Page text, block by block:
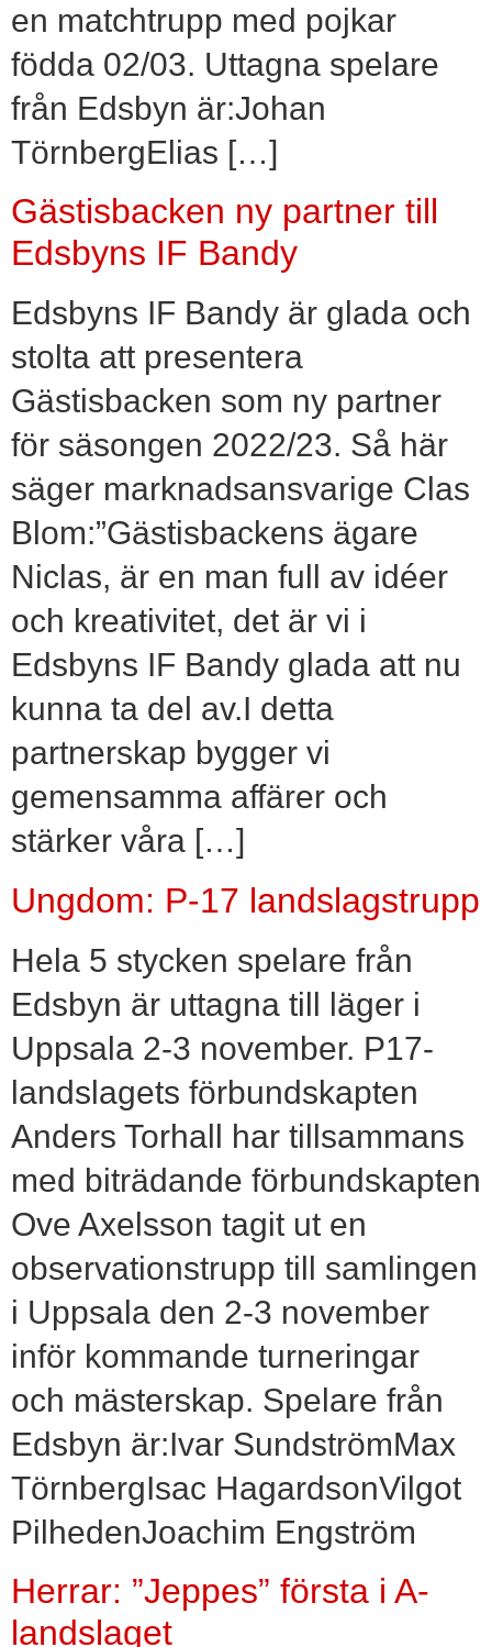
en matchtrupp med pojkar
födda 02/03. Uttagna spelare
från Edsbyn är:Johan
TörnbergElias […]
Gästisbacken ny partner till
Edsbyns IF Bandy
Edsbyns IF Bandy är glada och
stolta att presentera
Gästisbacken som ny partner
för säsongen 2022/23. Så här
säger marknadsansvarige Clas
Blom:”Gästisbackens ägare
Niclas, är en man full av idéer
och kreativitet, det är vi i
Edsbyns IF Bandy glada att nu
kunna ta del av.I detta
partnerskap bygger vi
gemensamma affärer och
stärker våra […]
Ungdom: P-17 landslagstrupp
Hela 5 stycken spelare från
Edsbyn är uttagna till läger i
Uppsala 2-3 november. P17-
landslagets förbundskapten
Anders Torhall har tillsammans
med biträdande förbundskapten
Ove Axelsson tagit ut en
observationstrupp till samlingen
i Uppsala den 2-3 november
inför kommande turneringar
och mästerskap. Spelare från
Edsbyn är:Ivar SundströmMax
TörnbergIsac HagardsonVilgot
PilhedenJoachim Engström
Herrar: ”Jeppes” första i A-
landslaget